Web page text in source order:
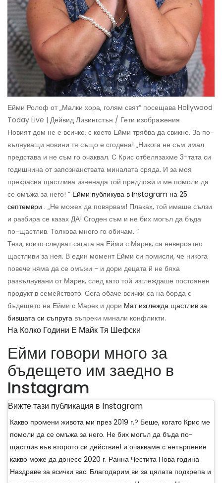
Ейми Ролоф от „Малки хора, голям свят“ посещава Hollywood
Today Live | Дейвид Ливингстън / Гети изображения
Новият дом не е всичко, с което Ейми трябва да свикне. За по-
вълнуващи новини тя също е сгодена! „Никога не съм имал
представа и не съм го очаквал. С Крис отбелязахме 3-тата си
годишнина от запознанствата миналата сряда. И за моя
прекрасна щастлива изненада той предложи и ме помоли да
се омъжа за него! ” Ейми публикува в Instagram на 25
септември . „Не можех да повярвам! Плаках, той имаше сълзи
и разбира се казах ДА! Сгоден съм и не бих могъл да бъда
по-щастлив. Толкова много го обичам. “
Тези, които следват сагата на Ейми с Марек, са невероятно
щастливи за нея. В един момент Ейми си помисли, че никога
повече няма да се омъжи - и дори децата й не бяха
развълнувани от Марек, след като той изглеждаше постоянен
продукт в семейството. Сега обаче всички са на борда с
бъдещето на Ейми с Марек и дори Мат изглежда щастлив за
бившата си съпруга въпреки минали конфликти.
На Колко Години Е Майк Тя Шефски
Ейми говори много за
бъдещето им заедно в
Instagram
Вижте тази публикация в Instagram
Какво промени живота ми през 2019 г.? Беше, когато Крис ме
помоли да се омъжа за него. Не бих могъл да бъда по-
щастлив във второто си действие! и очакваме с нетърпение
какво може да донесе 2020 г. Ранна Честита Нова година
Наздраве за всички вас. Благодарим ви за цялата подкрепа и